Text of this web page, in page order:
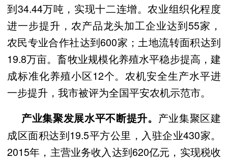
到34.44万吨，实现十二连增。农业组织化程度
进一步提升，农产品龙头加工企业达到55家，
农民专业合作社达到600家；土地流转面积达到
19.8万亩。畜牧业规模化养殖水平稳步提高，建
成标准化养殖小区12个。农机安全生产水平进
一步提升，我市被评为全国平安农机示范市。
产业集聚发展水平不断提升。 产业集聚区建
成区面积达到19.5平方公里，入驻企业430家。
2015年，主营业务收入达到620亿元，实现税收